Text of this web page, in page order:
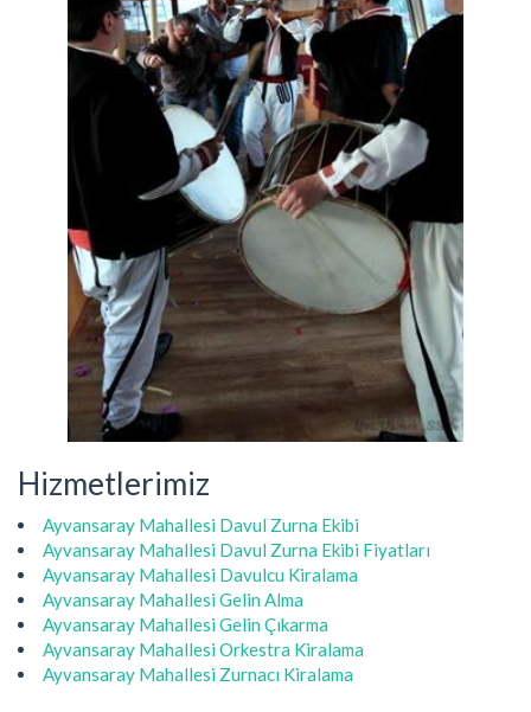
Hizmetlerimiz
Ayvansaray Mahallesi Davul Zurna Ekibi
Ayvansaray Mahallesi Davul Zurna Ekibi Fiyatları
Ayvansaray Mahallesi Davulcu Kiralama
Ayvansaray Mahallesi Gelin Alma
Ayvansaray Mahallesi Gelin Çıkarma
Ayvansaray Mahallesi Orkestra Kiralama
Ayvansaray Mahallesi Zurnacı Kiralama